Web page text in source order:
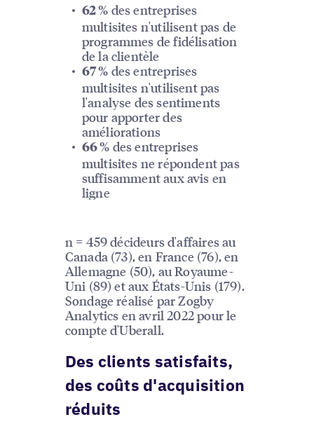
62 % des entreprises
multisites n'utilisent pas de
programmes de fidélisation
de la clientèle
67 % des entreprises
multisites n'utilisent pas
l'analyse des sentiments
pour apporter des
améliorations
66 % des entreprises
multisites ne répondent pas
suffisamment aux avis en
ligne
n = 459 décideurs d'affaires au
Canada (73), en France (76), en
Allemagne (50), au Royaume-
Uni (89) et aux États-Unis (179).
Sondage réalisé par Zogby
Analytics en avril 2022 pour le
compte d'Uberall.
Des clients satisfaits,
des coûts d'acquisition
réduits